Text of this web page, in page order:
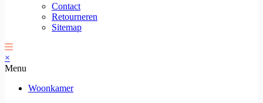
Contact
Retourneren
Sitemap
×
Menu
Woonkamer